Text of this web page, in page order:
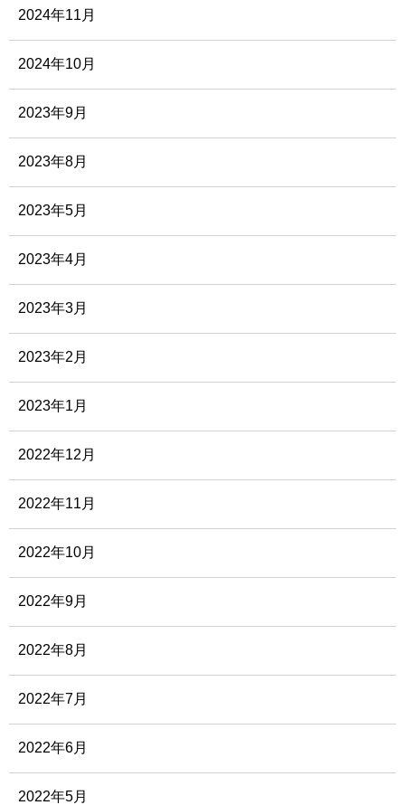
2024年11月
2024年10月
2023年9月
2023年8月
2023年5月
2023年4月
2023年3月
2023年2月
2023年1月
2022年12月
2022年11月
2022年10月
2022年9月
2022年8月
2022年7月
2022年6月
2022年5月